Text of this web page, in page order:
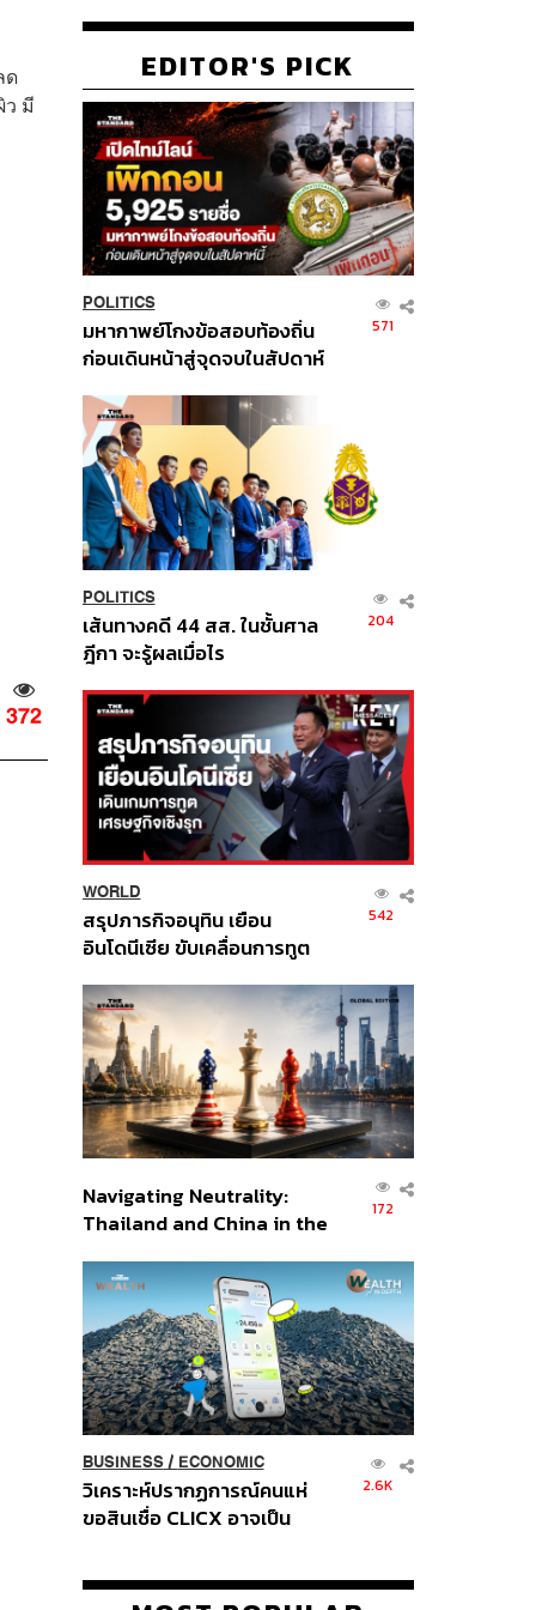
ด
มี
372
EDITOR'S PICK
POLITICS
มหากาพย์โกงข้อสอบท้องถิ่น
ก่อนเดินหน้าสู่จุดจบในสัปดาห์
571
POLITICS
เส้นทางคดี 44 สส. ในชั้นศาล
ฎีกา จะรู้ผลเมื่อไร
204
WORLD
สรุปภารกิจอนุทิน เยือน
อินโดนีเซีย ขับเคลื่อนการทูต
ส่วนยุทธศาสตร์ไทย –
อินโดนีเซีย
542
Navigating Neutrality:
Thailand and China in the
Order
172
BUSINESS/ ECONOMIC
วิเคราะห์ปรากฏการณ์คนแห่
ขอสินเชื่อ CLICX อาจเป็น
ปัญหาหนี้ครัวเรือนไทยที่ถูกซุก
2.6K